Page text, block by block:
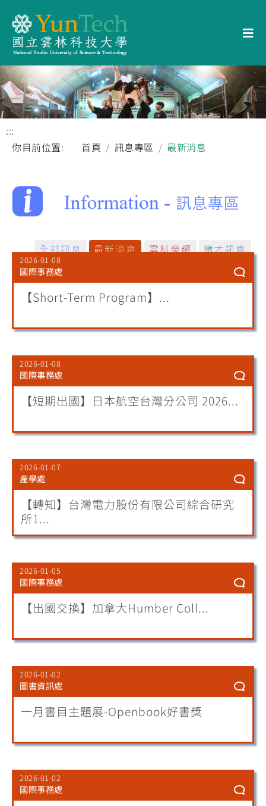
:::
你目前位置:
首頁 訊息專區 最新消息
全部訊息 最新消息 雲科榮耀 徵才訊息
2026-01-08
國際事務處
【Short-Term Program】...
2026-01-08
國際事務處
【短期出國】日本航空台灣分公司 2026...
2026-01-07
產學處
【轉知】台灣電力股份有限公司綜合研究
所1...
2026-01-05
國際事務處
【出國交換】加拿大Humber Coll...
2026-01-02
圖書資訊處
一月書目主題展-Openbook好書獎
2026-01-02
國際事務處